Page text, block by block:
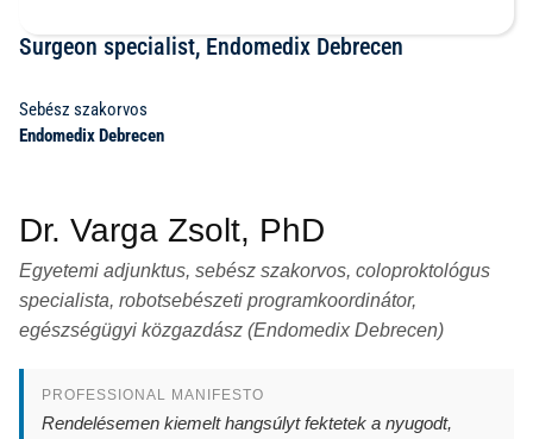
Surgeon specialist, Endomedix Debrecen
Sebész szakorvos
Endomedix Debrecen
Dr. Varga Zsolt, PhD
Egyetemi adjunktus, sebész szakorvos, coloproktológus
specialista, robotsebészeti programkoordinátor,
egészségügyi közgazdász (Endomedix Debrecen)
PROFESSIONAL MANIFESTO
Rendelésemen kiemelt hangsúlyt fektetek a nyugodt,